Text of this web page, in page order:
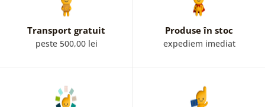
Transport gratuit
peste 500,00 lei
Produse în stoc
expediem imediat